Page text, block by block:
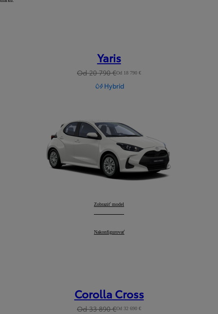
Yaris
Od 20 790 €Od 18 790 €
Hybrid
Yaris:
Zobraziť model
Yaris:
Nakonfigurovať
Corolla Cross
Od 33 890 €Od 32 690 €